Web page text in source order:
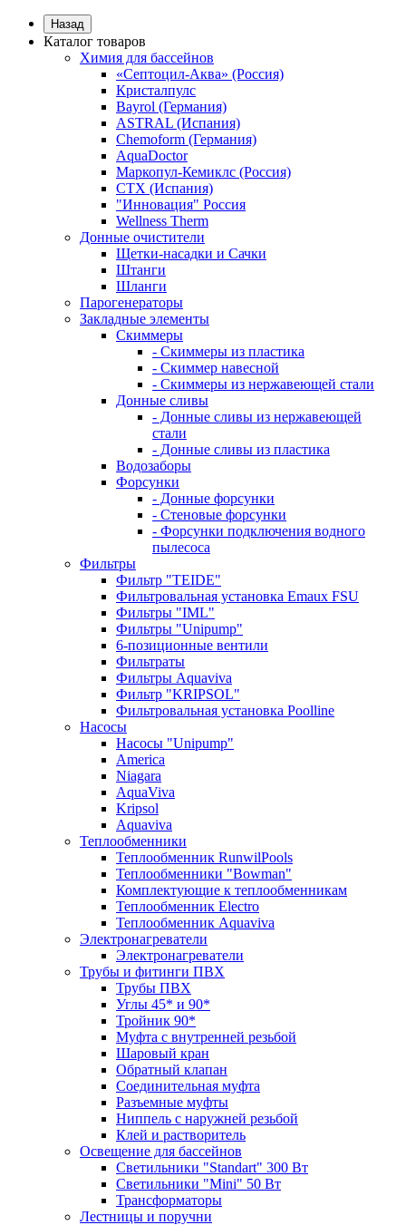
Назад
Каталог товаров
Химия для бассейнов
«Септоцил-Аква» (Россия)
Кристалпулс
Bayrol (Германия)
ASTRAL (Испания)
Chemoform (Германия)
AquaDoctor
Маркопул-Кемиклс (Россия)
CTX (Испания)
"Инновация" Россия
Wellness Therm
Донные очистители
Щетки-насадки и Сачки
Штанги
Шланги
Парогенераторы
Закладные элементы
Скиммеры
- Скиммеры из пластика
- Скиммер навесной
- Скиммеры из нержавеющей стали
Донные сливы
- Донные сливы из нержавеющей
стали
- Донные сливы из пластика
Водозаборы
Форсунки
- Донные форсунки
- Стеновые форсунки
- Форсунки подключения водного
пылесоса
Фильтры
Фильтр "TEIDE"
Фильтровальная установка Emaux FSU
Фильтры "IML"
Фильтры "Unipump"
6-позиционные вентили
Фильтраты
Фильтры Aquaviva
Фильтр "KRIPSOL"
Фильтровальная установка Poolline
Насосы
Насосы "Unipump"
Ameriсa
Niagara
AquaViva
Kripsol
Aquaviva
Теплообменники
Теплообменник RunwilPools
Теплообменники "Bowman"
Комплектующие к теплообменникам
Теплообменник Electro
Теплообменник Aquaviva
Электронагреватели
Электронагреватели
Трубы и фитинги ПВХ
Трубы ПВХ
Углы 45* и 90*
Тройник 90*
Муфта с внутренней резьбой
Шаровый кран
Обратный клапан
Соединительная муфта
Разъемные муфты
Ниппель с наружней резьбой
Клей и растворитель
Освещение для бассейнов
Светильники "Standart" 300 Вт
Светильники "Mini" 50 Вт
Трансформаторы
Лестницы и поручни